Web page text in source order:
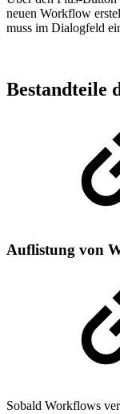
neuen Workflow
muss im Dialogfeld
Bestandteile
Auflistung von
Sobald Workflows